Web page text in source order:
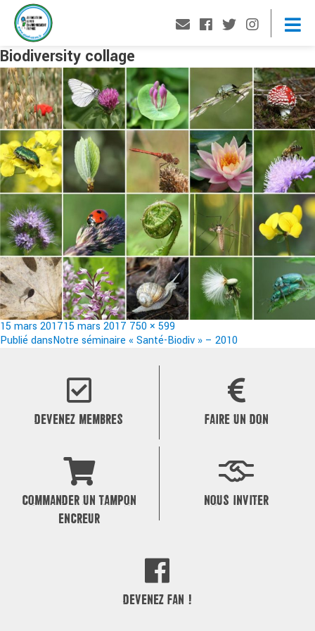
Biodiversity collage
Publié
le
15 mars 201715 mars 2017 Taille
réelle
750 × 599
Navigation
Publié dansNotre séminaire « Santé-Biodiv » – 2010
DEVENEZ MEMBRES FAIRE UN DON
COMMANDER UN TAMPON
ENCREUR
NOUS INVITER
DEVENEZ FAN !